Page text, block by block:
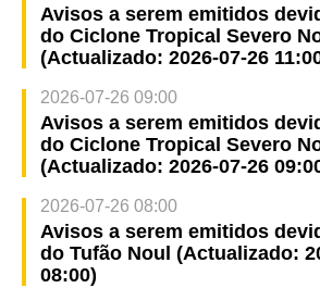
Avisos a serem emitidos
do Ciclone Tropical Severo
(Actualizado: 2026-07-26
2026-07-26 09:00
Avisos a serem emitidos
do Ciclone Tropical Severo
(Actualizado: 2026-07-26
2026-07-26 08:00
Avisos a serem emitidos
do Tufão Noul (Actualizado:
08:00)